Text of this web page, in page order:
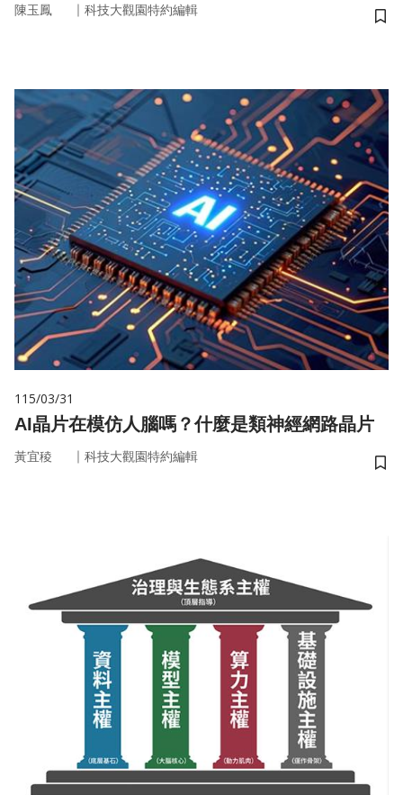
陳玉鳳 ｜ 科技大觀園特約編輯
儲
115/03/31
AI晶片在模仿人腦嗎？什麼是類神經網路晶片
黃宜稜 ｜ 科技大觀園特約編輯
儲